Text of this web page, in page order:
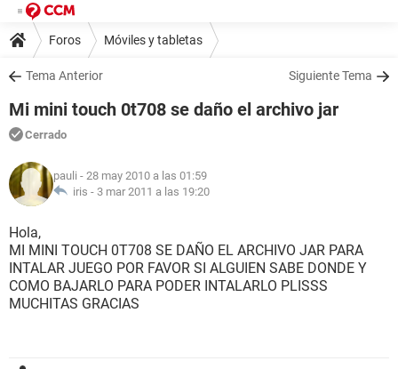
Foros Móviles y tabletas
Tema Anterior Siguiente Tema
Mi mini touch 0t708 se daño el archivo jar
Cerrado
pauli - 28 may 2010 a las 01:59
iris - 3 mar 2011 a las 19:20
Hola,
MI MINI TOUCH 0T708 SE DAÑO EL ARCHIVO JAR PARA
INTALAR JUEGO POR FAVOR SI ALGUIEN SABE DONDE Y
COMO BAJARLO PARA PODER INTALARLO PLISSS
MUCHITAS GRACIAS